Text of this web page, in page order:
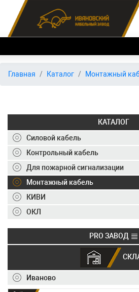
Главная
ОКЛ
Вакансии
Контакты
+7 (495) 150-40-20
+7 (495) 150-40-20
Главная Каталог Монтажный
КАТАЛОГ
Силовой кабель
Контрольный кабель
Для пожарной сигнализации
Монтажный кабель
КИВИ
ОКЛ
PRO ЗАВОД
Иваново